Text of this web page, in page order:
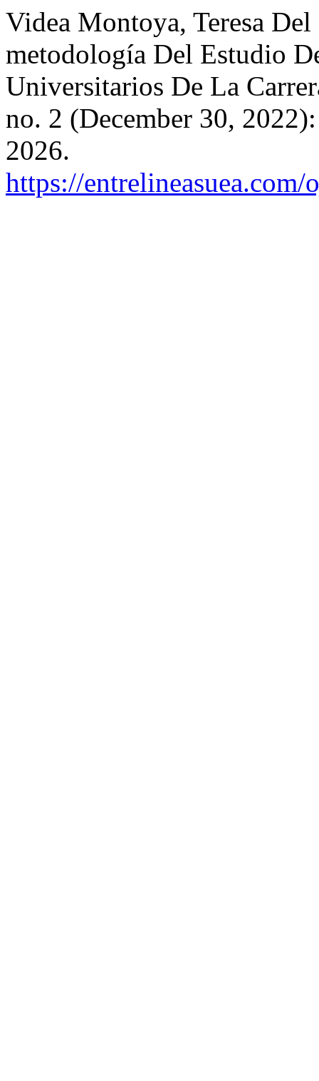
Videa Montoya, Teresa
metodología Del Estudio
Universitarios De La
no. 2 (December 30,
2026.
https://